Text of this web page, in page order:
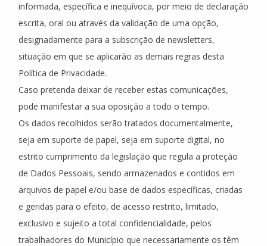
informada, específica e inequívoca, por meio de declaração
escrita, oral ou através da validação de uma opção,
designadamente para a subscrição de newsletters,
situação em que se aplicarão as demais regras desta
Política de Privacidade.
Caso pretenda deixar de receber estas comunicações,
pode manifestar a sua oposição a todo o tempo.
Os dados recolhidos serão tratados documentalmente,
seja em suporte de papel, seja em suporte digital, no
estrito cumprimento da legislação que regula a proteção
de Dados Pessoais, sendo armazenados e contidos em
arquivos de papel e/ou base de dados específicas, criadas
e geridas para o efeito, de acesso restrito, limitado,
exclusivo e sujeito a total confidencialidade, pelos
trabalhadores do Município que necessariamente os têm